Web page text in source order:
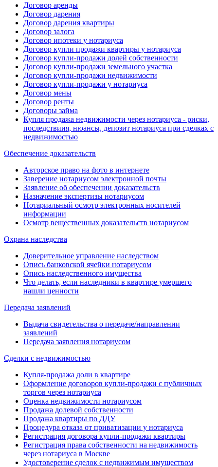
Договор аренды
Договор дарения
Договор дарения квартиры
Договор залога
Договор ипотеки у нотариуса
Договор купли продажи квартиры у нотариуса
Договор купли-продажи долей собственности
Договор купли-продажи земельного участка
Договор купли-продажи недвижимости
Договор купли-продажи у нотариуса
Договор мены
Договор ренты
Договоры займа
Купля продажа недвижимости через нотариуса - риски,
последствиия, нюансы, депозит нотариуса при сделках с
недвижимостью
Обеспечение доказательств
Авторское право на фото в интернете
Заверение нотариусом электронной почты
Заявление об обеспечении доказательств
Назначение экспертизы нотариусом
Нотариальный осмотр электронных носителей
информации
Осмотр вещественных доказательств нотариусом
Охрана наследства
Доверительное управление наследством
Опись банковской ячейки нотариусом
Опись наследственного имущества
Что делать, если наследники в квартире умершего
нашли ценности
Передача заявлений
Выдача свидетельства о передаче/направлении
заявлений
Передача заявления нотариусом
Сделки с недвижимостью
Купля-продажа доли в квартире
Оформление договоров купли-продажи с публичных
торгов через нотариуса
Оценка недвижимости нотариусом
Продажа долевой собственности
Продажа квартиры по ДДУ
Процедура отказа от приватизации у нотариуса
Регистрация договора купли-продажи квартиры
Регистрация права собственности на недвижимость
через нотариуса в Москве
Удостоверение сделок с недвижимым имуществом